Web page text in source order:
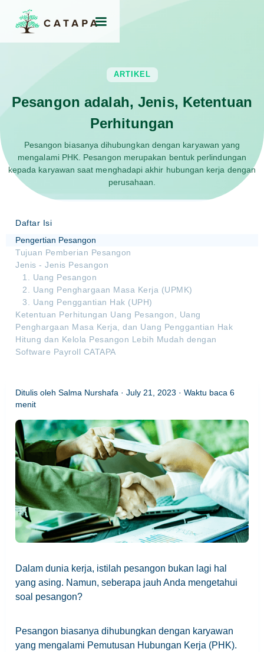
ARTIKEL
Pesangon adalah, Jenis, Ketentuan
Perhitungan
Pesangon biasanya dihubungkan dengan karyawan yang
mengalami PHK. Pesangon merupakan bentuk perlindungan
kepada karyawan saat menghadapi akhir hubungan kerja dengan
perusahaan.
Daftar Isi
Pengertian Pesangon
Tujuan Pemberian Pesangon
Jenis - Jenis Pesangon
1. Uang Pesangon
2. Uang Penghargaan Masa Kerja (UPMK)
3. Uang Penggantian Hak (UPH)
Ketentuan Perhitungan Uang Pesangon, Uang
Penghargaan Masa Kerja, dan Uang Penggantian Hak
‍Hitung dan Kelola Pesangon Lebih Mudah dengan
Software Payroll CATAPA‍
Ditulis oleh Salma Nurshafa · July 21, 2023 · Waktu baca 6
menit
Dalam dunia kerja, istilah pesangon bukan lagi hal
yang asing. Namun, seberapa jauh Anda mengetahui
soal pesangon?
Pesangon biasanya dihubungkan dengan karyawan
yang mengalami Pemutusan Hubungan Kerja (PHK).